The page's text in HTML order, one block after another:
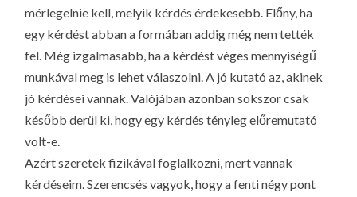
mérlegelnie kell, melyik kérdés érdekesebb. Előny, ha
egy kérdést abban a formában addig még nem tették
fel. Még izgalmasabb, ha a kérdést véges mennyiségű
munkával meg is lehet válaszolni. A jó kutató az, akinek
jó kérdései vannak. Valójában azonban sokszor csak
később derül ki, hogy egy kérdés tényleg előremutató
volt-e.
Azért szeretek fizikával foglalkozni, mert vannak
kérdéseim. Szerencsés vagyok, hogy a fenti négy pont